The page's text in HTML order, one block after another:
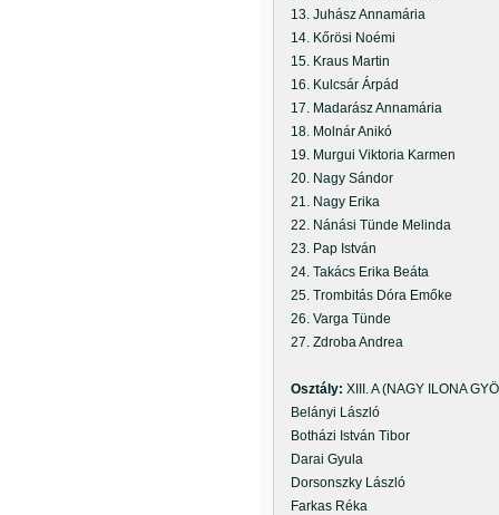
13. Juhász Annamária
14. Kőrösi Noémi
15. Kraus Martin
16. Kulcsár Árpád
17. Madarász Annamária
18. Molnár Anikó
19. Murgui Viktoria Karmen
20. Nagy Sándor
21. Nagy Erika
22. Nánási Tünde Melinda
23. Pap István
24. Takács Erika Beáta
25. Trombitás Dóra Emőke
26. Varga Tünde
27. Zdroba Andrea
Osztály: XIII. A (NAGY ILONA
Belányi László
Botházi István Tibor
Darai Gyula
Dorsonszky László
Farkas Réka